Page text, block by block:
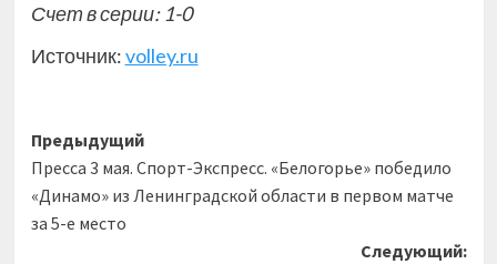
Счет в серии: 1-0
Источник:volley.ru
Навигация
записи
Предыдущий
Пресса 3 мая. Спорт-Экспресс. «Белогорье» победило
«Динамо» из Ленинградской области в первом матче
за 5-е место
Следующий: